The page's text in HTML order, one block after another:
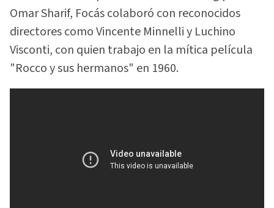
Omar Sharif, Focás colaboró con reconocidos
directores como Vincente Minnelli y Luchino
Visconti, con quien trabajo en la mítica película
"Rocco y sus hermanos" en 1960.